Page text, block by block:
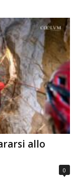
allo
0